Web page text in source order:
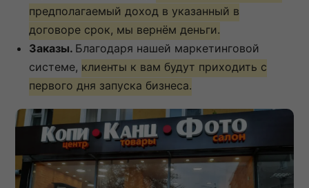
предполагаемый доход в указанный в
договоре срок, мы вернём деньги.
Заказы. Благодаря нашей маркетинговой
системе, клиенты к вам будут приходить с
первого дня запуска бизнеса.